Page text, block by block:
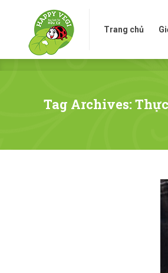
Trang chủ
Tag Archives: